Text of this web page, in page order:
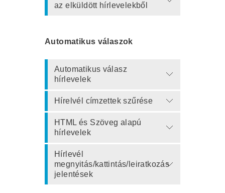
az elküldött hírlevelekből
Automatikus válaszok
Automatikus válasz
hírlevelek
Hírelvél címzettek szűrése
HTML és Szöveg alapú
hírlevelek
Hírlevél
megnyitás/kattintás/leiratkozás
jelentések